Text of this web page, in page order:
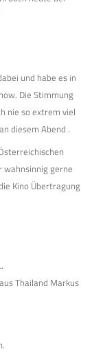
und habe es in
Die Stimmung
nie so extrem viel
diesem Abend .
wahnsinnig gerne
Kino Übertragung
Thailand Markus